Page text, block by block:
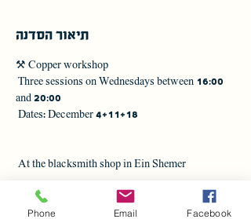
תיאור הסדנה
⚒️ Copper workshop
Three sessions on Wednesdays between 16:00
and 20:00
Dates: December 4+11+18
At the blacksmith shop in Ein Shemer
Phone Email Facebook